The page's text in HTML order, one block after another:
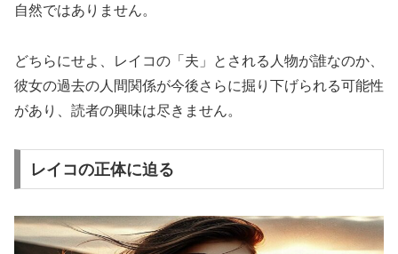
自然ではありません。
どちらにせよ、レイコの「夫」とされる人物が誰なのか、
彼女の過去の人間関係が今後さらに掘り下げられる可能性
があり、読者の興味は尽きません。
レイコの正体に迫る